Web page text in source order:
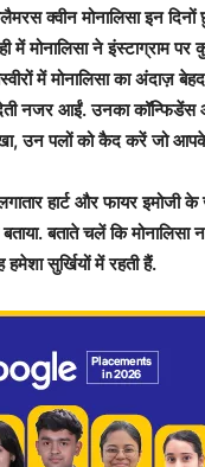
क्वीन मोनालिसा इन
में मोनालिसा ने इंस्टाग्राम
में मोनालिसा का अंदाज़
नजर आईं. उनका कॉन्फिडेंस
उन पलों को कैद करें जो
हार्ट और फायर इमोजी के
बताते चलें कि मोनालिसा
सुर्खियों में रहती हैं.